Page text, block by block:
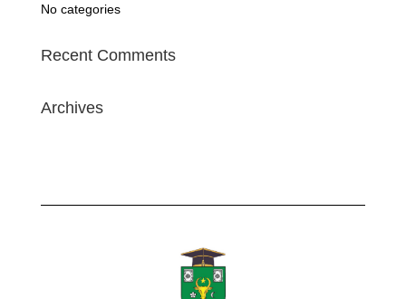
No categories
Recent Comments
Archives